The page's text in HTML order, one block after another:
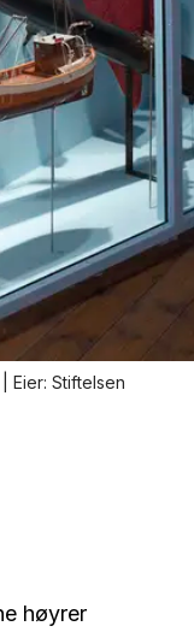
Stiftelsen
høyrer